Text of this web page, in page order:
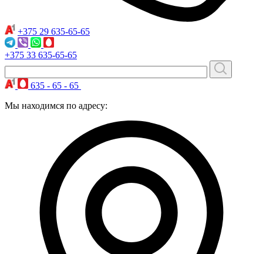
+375 29 635-65-65
+375 33 635-65-65
635 - 65 - 65
Мы находимся по адресу: